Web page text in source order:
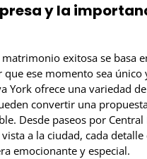
y la
exitosa se basa
que ese momento sea único
York ofrece una variedad
convertir una
Desde paseos por Central
a la ciudad, cada
emocionante y especial.